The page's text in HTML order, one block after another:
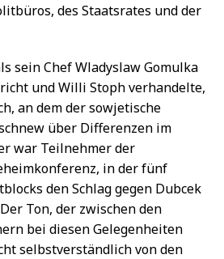
des Staatsrates und der
sein Chef Wladyslaw Gomulka
und Willi Stoph verhandelte,
an dem der sowjetische
über Differenzen im
war Teilnehmer der
in der fünf
den Schlag gegen Dubcek
Ton, der zwischen den
bei diesen Gelegenheiten
selbstverständlich von den